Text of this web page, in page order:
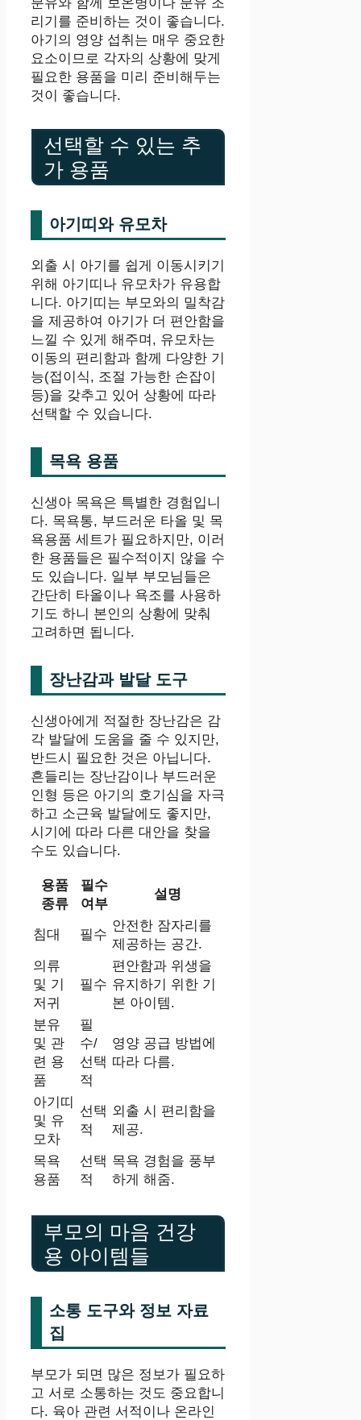
리기를 준비하는 것이 좋습니다.
아기의 영양 섭취는 매우 중요한
요소이므로 각자의 상황에 맞게
필요한 용품을 미리 준비해두는
것이 좋습니다.
선택할 수 있는 추
가 용품
아기띠와 유모차
외출 시 아기를 쉽게 이동시키기
위해 아기띠나 유모차가 유용합
니다. 아기띠는 부모와의 밀착감
을 제공하여 아기가 더 편안함을
느낄 수 있게 해주며, 유모차는
이동의 편리함과 함께 다양한 기
능(접이식, 조절 가능한 손잡이
등)을 갖추고 있어 상황에 따라
선택할 수 있습니다.
목욕 용품
신생아 목욕은 특별한 경험입니
다. 목욕통, 부드러운 타올 및 목
욕용품 세트가 필요하지만, 이러
한 용품들은 필수적이지 않을 수
도 있습니다. 일부 부모님들은
간단히 타올이나 욕조를 사용하
기도 하니 본인의 상황에 맞춰
고려하면 됩니다.
장난감과 발달 도구
신생아에게 적절한 장난감은 감
각 발달에 도움을 줄 수 있지만,
반드시 필요한 것은 아닙니다.
흔들리는 장난감이나 부드러운
인형 등은 아기의 호기심을 자극
하고 소근육 발달에도 좋지만,
시기에 따라 다른 대안을 찾을
수도 있습니다.
용품
종류
필수
여부
설명
침대 필수
안전한 잠자리를
제공하는 공간.
의류
및 기
저귀
필수
편안함과 위생을
유지하기 위한 기
본 아이템.
분유
및 관
련 용
품
필
수/
선택
적
영양 공급 방법에
따라 다름.
아기띠
및 유
모차
선택
적
외출 시 편리함을
제공.
목욕
용품
선택
적
목욕 경험을 풍부
하게 해줌.
부모의 마음 건강
용 아이템들
소통 도구와 정보 자료
집
부모가 되면 많은 정보가 필요하
고 서로 소통하는 것도 중요합니
다. 육아 관련 서적이나 온라인